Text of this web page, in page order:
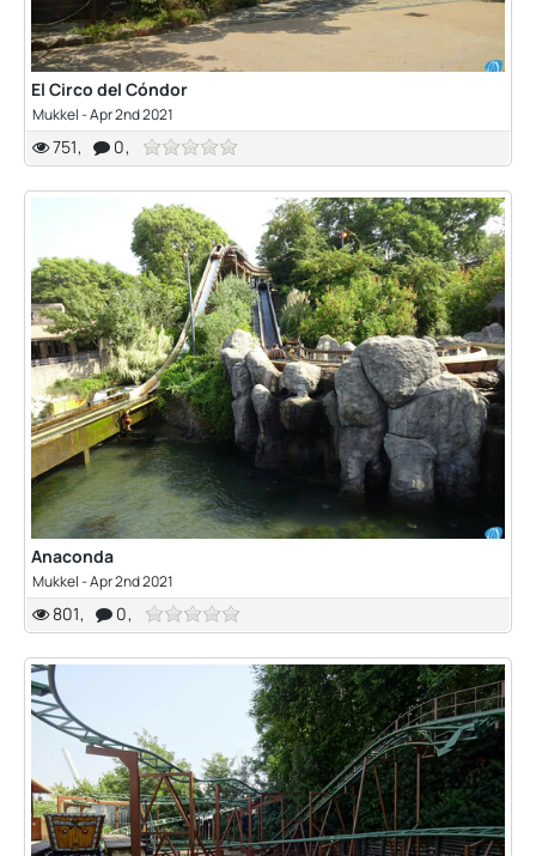
El Circo del Cóndor
Mukkel-Apr 2nd 2021
751 0
Anaconda
Mukkel-Apr 2nd 2021
801 0